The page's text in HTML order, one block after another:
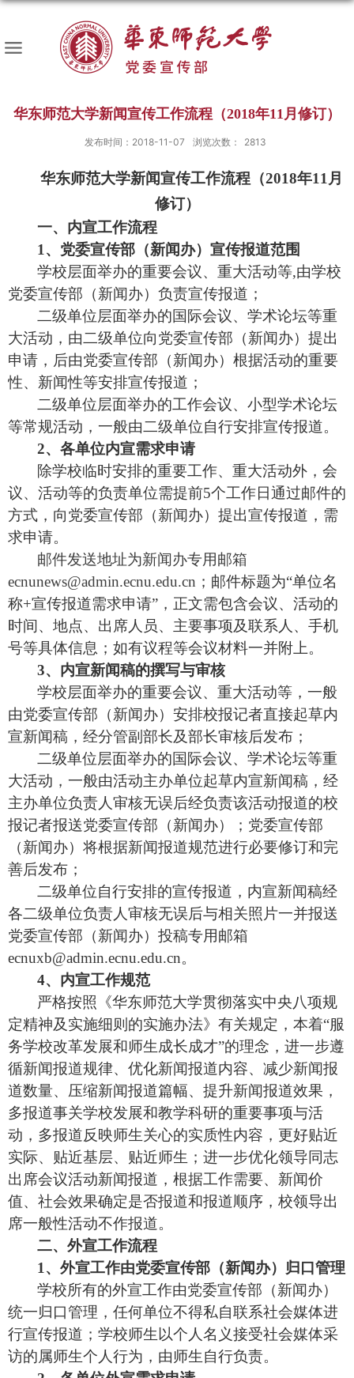
华东师范大学新闻宣传工作流程（2018年11月修订）
发布时间：2018-11-07 浏览次数： 2813
华东师范大学新闻宣传工作流程（2018年11月
修订）
一、内宣工作流程
1、党委宣传部（新闻办）宣传报道范围
学校层面举办的重要会议、重大活动等,由学校
党委宣传部（新闻办） 负责宣传报道 ；
二级单位层面举办的国际会议、学术论坛等重
大活动， 由二级单位向党委宣传部（新闻办） 提出
申请， 后由党委宣传部（新闻办）根据活动的重要
性、新闻性等安排宣传报道 ；
二级单位层面举办的工作会议、小型学术论坛
等常规活动，一般由二级单位自行安排宣传报道。
2、各单位内宣需求申请
除学校临时安排的重要工作、重大活动外，会
议、活动等的负责单位需提前5个工作日通过邮件的
方式，向党委宣传部（新闻办）提出宣传报道 ，需
求申请。
邮件发送地址为新闻办专用邮箱
ecnunews@admin.ecnu.edu.cn ；邮件标题为“单位名
称+宣传报道需求申请”，正文需包含会议、活动的
时间、地点、 出席人员、主要事项及联系人 、手机
号等具体信息；如有议程等会议材料一并附上。
3、内宣新闻稿的撰写与审核
学校层面举办的重要会议、重大活动等 ，一般
由党委宣传部（新闻办）安排校报记者直接起草内
宣新闻稿 ，经分管副部长及部长审核后发布；
二级单位层面举办的国际会议、学术论坛等重
大活动，一般由活动主办单位起草内宣新闻稿，经
主办单位负责人审核无误后经负责该活动报道的校
报记者报送党委宣传部（新闻办）；党委宣传部
（新闻办）将根据新闻报道规范进行必要修订和完
善后发布；
二级单位自行安排的宣传报道 ， 内宣新闻稿经
各二级单位负责人审核无误后与相关照片一并报送
党委宣传部（新闻办）投稿专用邮箱
ecnuxb@admin.ecnu.edu.cn。
4、内宣工作规范
严格按照《华东师范大学贯彻落实中央八项规
定精神及实施细则的实施办法》有关规定，本着“服
务学校改革发展和师生成长成才”的理念，进一步遵
循新闻报道规律、优化新闻报道内容、减少新闻报
道数量、压缩新闻报道篇幅、提升新闻报道效果，
多报道事关学校发展和教学科研的重要事项与活
动，多报道反映师生关心的实质性内容，更好贴近
实际、贴近基层、贴近师生；进一步优化领导同志
出席会议活动新闻报道，根据工作需要、新闻价
值、社会效果确定是否报道和报道顺序，校领导出
席一般性活动不作报道。
二、外宣工作流程
1、外宣工作由党委宣传部（新闻办）归口管理
学校所有的外宣工作由党委宣传部（新闻办）
统一归口管理 ，任何单位不得私自联系社会媒体进
行宣传报道；学校师生以个人名义接受社会媒体采
访的属师生个人行为，由师生自行负责。